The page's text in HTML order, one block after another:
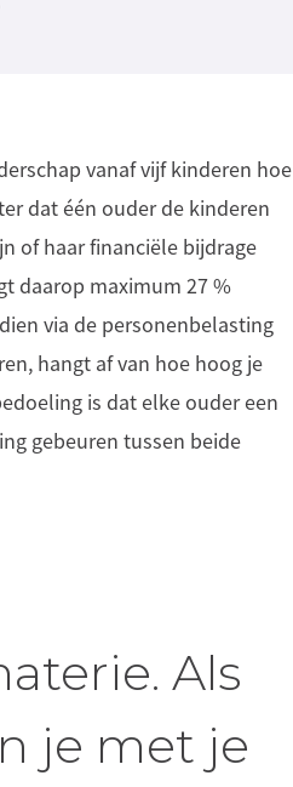
vanaf vijf kinderen hoe
dat één ouder de kinderen
of haar financiële bijdrage
daarop maximum 27 %
via de personenbelasting
hangt af van hoe hoog je
is dat elke ouder een
gebeuren tussen beide
Als
je met je